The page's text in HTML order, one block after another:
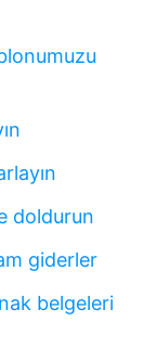
doldurun
giderler
belgeleri